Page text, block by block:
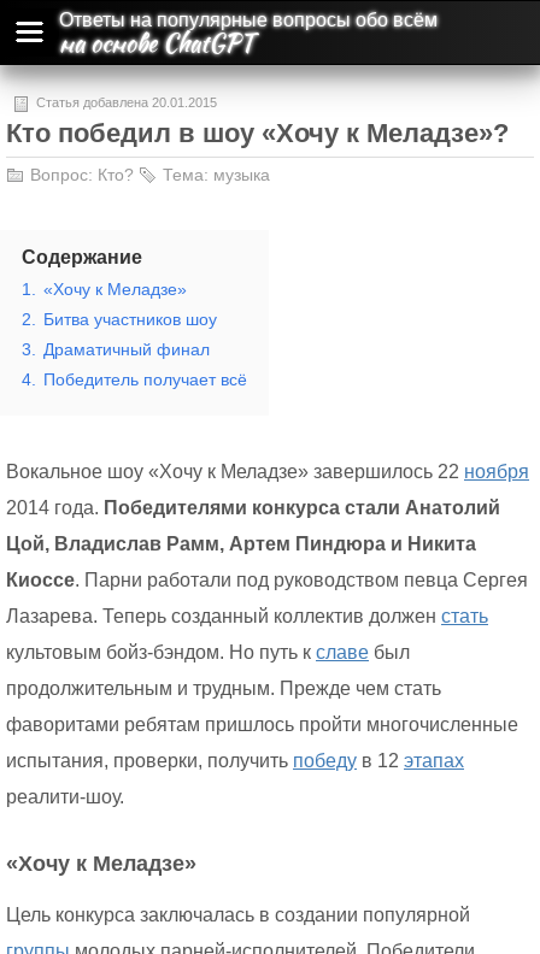
Ответы на популярные вопросы обо всём
на основе ChatGPT
Статья добавлена 20.01.2015
Кто победил в шоу «Хочу к Меладзе»?
Вопрос: Кто? Тема: музыка
Содержание
1.
«Хочу к Меладзе»
2.
Битва участников шоу
3.
Драматичный финал
4.
Победитель получает всё
Вокальное шоу «Хочу к Меладзе» завершилось 22 ноября
2014 года. Победителями конкурса стали Анатолий
Цой, Владислав Рамм, Артем Пиндюра и Никита
Киоссе. Парни работали под руководством певца Сергея
Лазарева. Теперь созданный коллектив должен стать
культовым бойз-бэндом. Но путь к славе был
продолжительным и трудным. Прежде чем стать
фаворитами ребятам пришлось пройти многочисленные
испытания, проверки, получить победу в 12 этапах
реалити-шоу.
«Хочу к Меладзе»
Цель конкурса заключалась в создании популярной